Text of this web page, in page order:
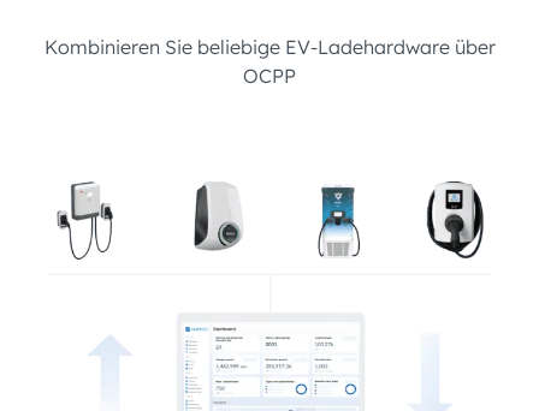
Kombinieren Sie beliebige EV-Ladehardware über
OCPP